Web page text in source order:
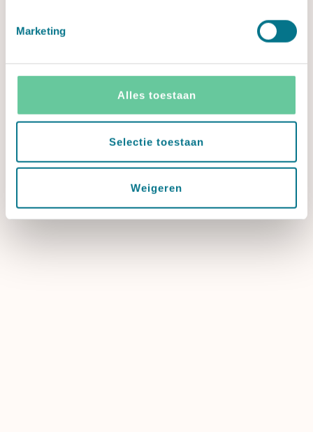
Marketing
Alles toestaan
Selectie toestaan
Weigeren